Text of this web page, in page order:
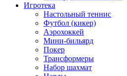
Игротека
Настольный теннис
Футбол (кикер)
Аэрохоккей
Мини-бильярд
Покер
Трансформеры
Набор шахмат